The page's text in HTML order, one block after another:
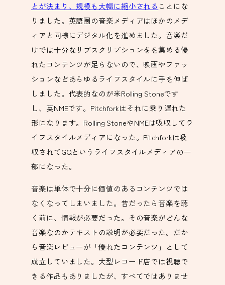
とが決まり、規模も大幅に縮小される ことにな
りました。英語圏の音楽メディアはほかのメデ
ィアと同様にデジタル化を進めました。音楽だ
けでは十分なサブスクリプションをを集める優
れたコンテンツが足らないので、映画やファッ
ションなどあらゆるライフスタイルに手を伸ば
しました。代表的なのが米Rolling Stoneです
し、英NMEです。Pitchforkはそれに乗り遅れた
形になります。Rolling StoneやNMEは吸収してラ
イフスタイルメディアになった。Pitchforkは吸
収されてGQというライフスタイルメディアの一
部になった。
音楽は単体で十分に価値のあるコンテンツでは
なくなってしまいました。昔だったら音楽を聴
く前に、情報が必要だった。その音楽がどんな
音楽なのかテキストの説明が必要だった。だか
ら音楽レビューが「優れたコンテンツ」として
成立していました。大型レコード店では視聴で
きる作品もありましたが、すべてではありませ